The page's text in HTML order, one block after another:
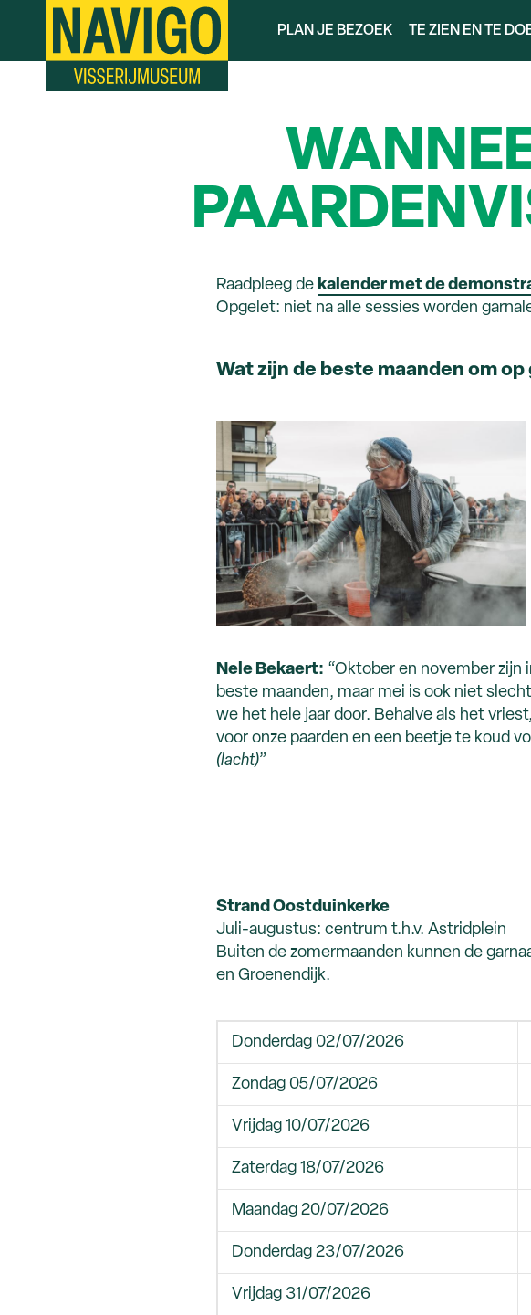
Overslaan
naar
PLAN JE BEZOEK TE ZIEN EN TE
Raadpleeg de kalender met de
Opgelet: niet na alle sessies worden
Wat zijn de beste maanden om
Nele Bekaert: “Oktober en november zijn
beste maanden, maar mei is ook niet
we het hele jaar door. Behalve als het
voor onze paarden en een beetje te koud
(lacht)”
Strand Oostduinkerke
Juli-augustus: centrum t.h.v. Astridplein
Buiten de zomermaanden kunnen de
en Groenendijk.
Donderdag 02/07/2026
Zondag 05/07/2026
Vrijdag 10/07/2026
Zaterdag 18/07/2026
Maandag 20/07/2026
Donderdag 23/07/2026
Vrijdag 31/07/2026